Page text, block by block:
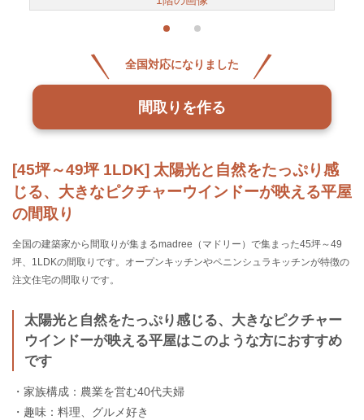
[45坪～49坪 1LDK] 太陽光と自然をたっぷり感
じる、大きなピクチャーウインドーが映える平屋
の間取り
全国の建築家から間取りが集まるmadree（マドリー）で集まった45坪～49
坪、1LDKの間取りです。オープンキッチンやペニンシュラキッチンが特徴の
注文住宅の間取りです。
太陽光と自然をたっぷり感じる、大きなピクチャー
ウインドーが映える平屋はこのような方におすすめ
です
・家族構成：農業を営む40代夫婦
・趣味：料理、グルメ好き
全国対応になりました
間取りを作る